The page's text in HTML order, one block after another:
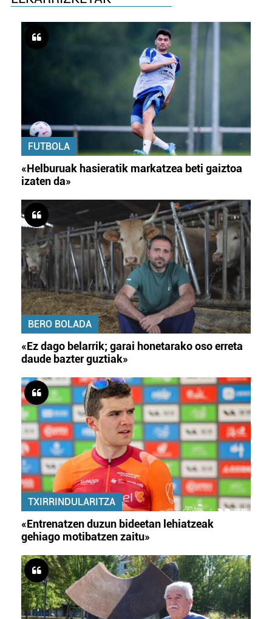
FUTBOLA
«Helburuak hasieratik markatzea beti gaiztoa
izaten da»
BERO BOLADA
«Ez dago belarrik; garai honetarako oso erreta
daude bazter guztiak»
TXIRRINDULARITZA
«Entrenatzen duzun bideetan lehiatzeak
gehiago motibatzen zaitu»